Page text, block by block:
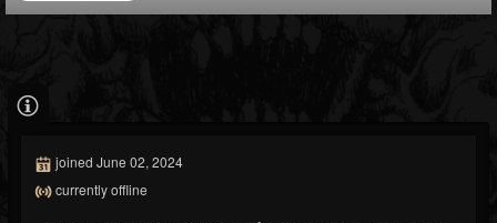
joined June 02, 2024
currently offline